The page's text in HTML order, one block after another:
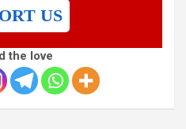
US
the love